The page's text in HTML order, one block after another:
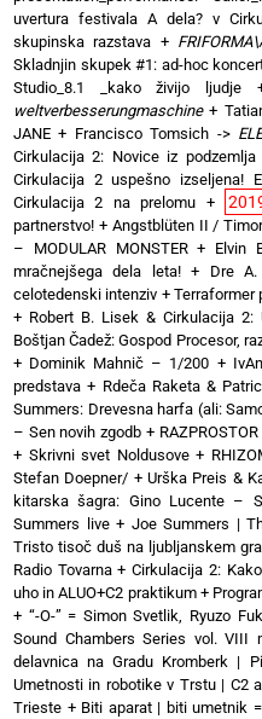
uvertura festivala A dela? v
skupinska razstava +
Skladnjin skupek #1: ad-hoc
Studio_8.1 _kako živijo ljudje
weltverbesserungmaschine+
JANE + Francisco Tomsich ->
Cirkulacija 2: Novice iz podzemlja
Cirkulacija 2 uspešno izseljena!
Cirkulacija 2 na prelomu +
partnerstvo! + Angstblüten II /
– MODULAR MONSTER+ Elvin
mračnejšega dela leta!+ Dre
celotedenski intenziv +Terraformer
+ Robert B. Lisek & Cirkulacija
Boštjan Čadež: Gospod Procesor,
+ Dominik Mahnič – 1/200 +
predstava + Rdeča Raketa &
Summers: Drevesna harfa (ali:
– Sen novih zgodb +
+ Skrivni svet Noldusove+
Stefan Doepner/ +Urška Preis &
kitarska šagra: Gino Lucente –
Summers live+ Joe Summers |
Tristo tisoč duš na ljubljanskem
Radio Tovarna+Cirkulacija 2:
uho in ALUO+C2 praktikum+
+ “-O-” = Simon Svetlik, Ryuzo
Sound Chambers Series vol. VIII
delavnica na Gradu Kromberk |
Umetnosti in robotike v Trstu | C2
Trieste + Biti aparat | biti umetnik